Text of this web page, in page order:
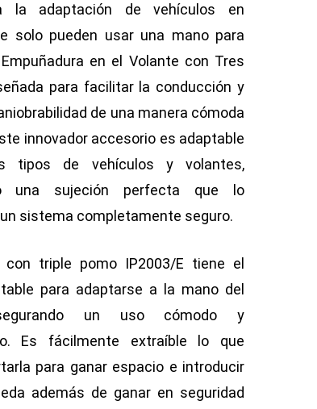
la adaptación de vehículos en
solo pueden usar una mano para
en el Volante con Tres
para facilitar la conducción y
de una manera cómoda
innovador accesorio es adaptable
tipos de vehículos y volantes,
una sujeción perfecta que lo
sistema completamente seguro.
con triple pomo IP2003/E tiene el
para adaptarse a la mano del
un uso cómodo y
Es fácilmente extraíble lo que
para ganar espacio e introducir
además de ganar en seguridad